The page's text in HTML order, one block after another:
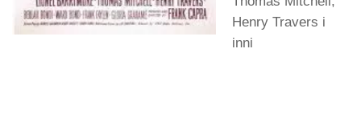
Henry Travers i
inni